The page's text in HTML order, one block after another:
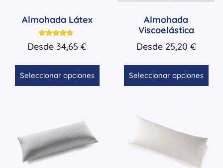
Almohada Látex
Valorado
con
Desde 34,65 €
Seleccionar opciones
Almohada
Viscoelástica
Desde 25,20 €
Seleccionar opciones